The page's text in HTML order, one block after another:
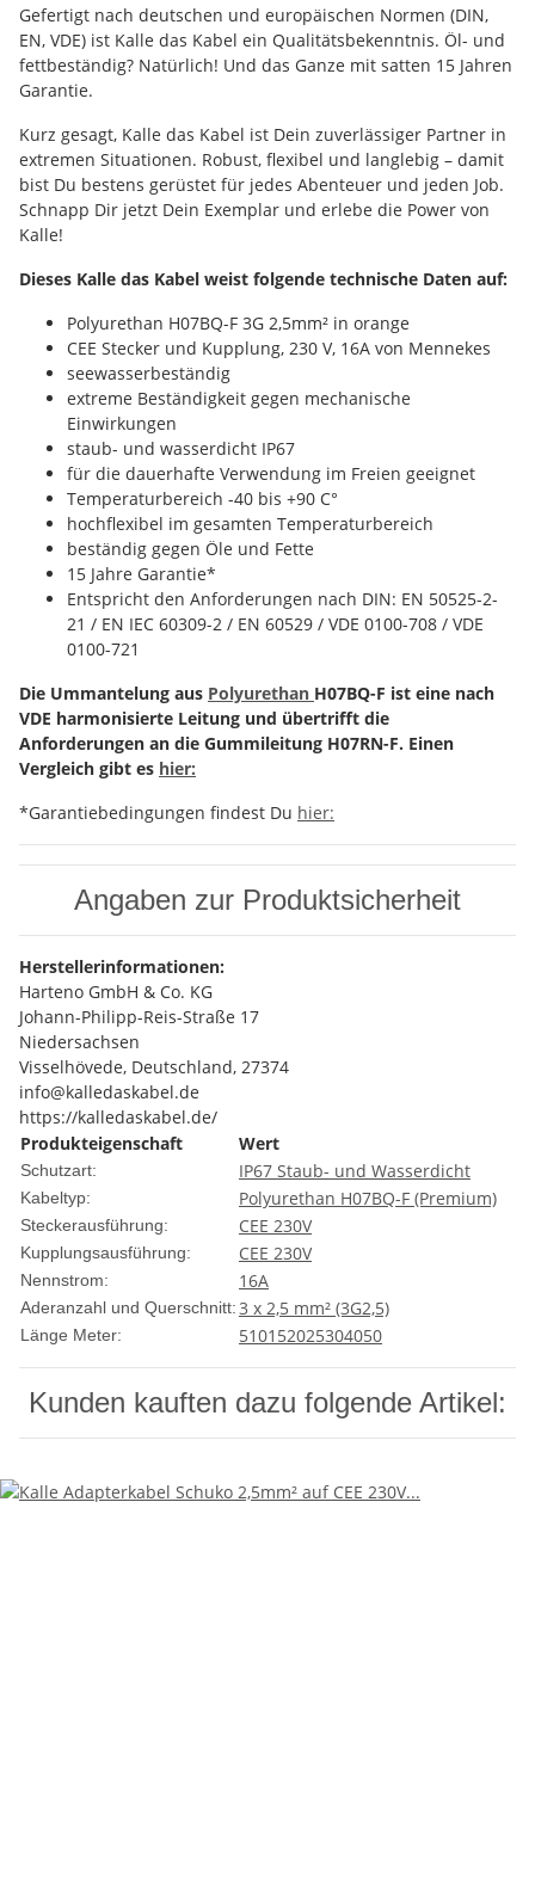
Gefertigt nach deutschen und europäischen Normen (DIN,
EN, VDE) ist Kalle das Kabel ein Qualitätsbekenntnis. Öl- und
fettbeständig? Natürlich! Und das Ganze mit satten 15 Jahren
Garantie.
Kurz gesagt, Kalle das Kabel ist Dein zuverlässiger Partner in
extremen Situationen. Robust, flexibel und langlebig – damit
bist Du bestens gerüstet für jedes Abenteuer und jeden Job.
Schnapp Dir jetzt Dein Exemplar und erlebe die Power von
Kalle!
Dieses Kalle das Kabel weist folgende technische Daten auf:
Polyurethan H07BQ-F 3G 2,5mm² in orange
CEE Stecker und Kupplung, 230 V, 16A von Mennekes
seewasserbeständig
extreme Beständigkeit gegen mechanische
Einwirkungen
staub- und wasserdicht IP67
für die dauerhafte Verwendung im Freien geeignet
Temperaturbereich -40 bis +90 C°
hochflexibel im gesamten Temperaturbereich
beständig gegen Öle und Fette
15 Jahre Garantie*
Entspricht den Anforderungen nach DIN: EN 50525-2-
21 / EN IEC 60309-2 / EN 60529 / VDE 0100-708 / VDE
0100-721
Die Ummantelung aus Polyurethan H07BQ-F ist eine nach
VDE harmonisierte Leitung und übertrifft die
Anforderungen an die Gummileitung H07RN-F. Einen
Vergleich gibt es hier:
*Garantiebedingungen findest Du hier:
Angaben zur Produktsicherheit
Herstellerinformationen:
Harteno GmbH & Co. KG
Johann-Philipp-Reis-Straße 17
Niedersachsen
Visselhövede, Deutschland, 27374
info@kalledaskabel.de
https://kalledaskabel.de/
Produkteigenschaft
Wert
Schutzart: IP67 Staub- und Wasserdicht
Kabeltyp: Polyurethan H07BQ-F (Premium)
Steckerausführung: CEE 230V
Kupplungsausführung: CEE 230V
Nennstrom: 16A
Aderanzahl und Querschnitt:3 x 2,5 mm² (3G2,5)
Länge Meter: 510152025304050
Kunden kauften dazu folgende Artikel: